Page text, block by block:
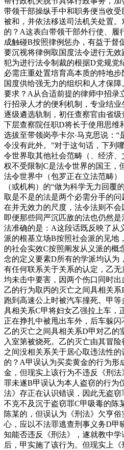
带领干部操纵手中和职务便当收
被和，并依法移送司法机关处置
的？A这表白带领干部外行使、履
成触碰B按照律例惩办，有益于督
要沉视将律例取国度法令进行无
犯为进行法令制裁的根据D党规党
必需庄重处置培育高本质的特地
国度供给强无力的组织和人才保
要求？A从合适前提的律师中招录
行招录人才的便利机制，专业结
逐级遴选轨制，初任查察官由省
下层查察院任职D将长于使用思维
选拔至带领岗亭卡尔·马克思说：
令没有此外。”对于这句话，下列
令世界取其他社会范畴（、经济、
权不受限制C是法令世界的国王，
法令世界中（包罗正在立法范畴
（或机构）的“做为科学无力回覆
取是不是的法是两个必需分手的
在并无效力的尺度，法令法则不会
即便那些同严沉匹敌的法也仍然
法准确的是：A这段话既反映了从
派的根基立场B按照社会派的见地
的社会实效C按照阐发从义派的概
念的定义要素D所有的学派均认为
有任何联系关于关系的认定，乙无
均未击中要害，因两个伤口同时出
乙的行为取丙的灭亡之间具相关
跑到高速公上时被汽车撞死。甲
具相关系C甲将妇女乙强拉上车，
正在挣扎中被甩出车外，后车躲
乙的灭亡之间具相关系D甲对乙的
入室第被烧死。乙的灭亡由其冒
之间没相关系关于居心取违法性
的？A甲误认为买卖黄金的行为形
金，但现实上该行为不违反《刑
罪未遂B甲误认为本人盗窃的行为
法》存正在认识错误，因此无盗窃
不克不及沉于盗窃罪C甲吸毒的陈
陈某的，但误认为《刑法》欠亨
心，应以不法罪逃查刑事义务D甲
知能否违反《刑法》，遂就教中
后，甲实施了该行为。但现实上